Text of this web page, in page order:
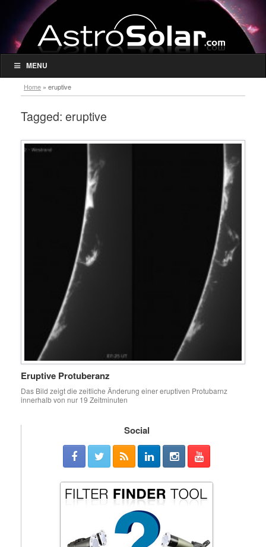
MENU
Home » eruptive
Tagged: eruptive
Eruptive Protuberanz
Das Bild zeigt die zeitliche Änderung einer eruptiven Protubarnz
innerhalb von nur 19 Zeitminuten
Social